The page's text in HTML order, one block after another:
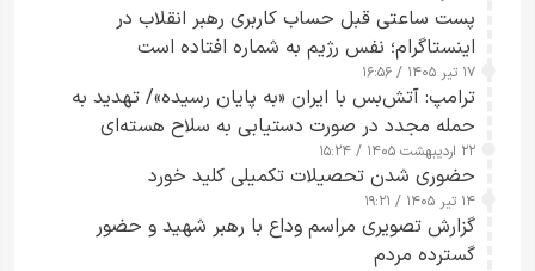
پست ساعتی قبل حساب کاربری رهبر انقلاب در
اینستاگرام؛ نفس رژیم به شماره افتاده است​
۱۷ تیر ۱۴۰۵ / ۱۶:۵۶
ترامپ: آتش‌بس با ایران «به پایان رسیده»/ تهدید به
حمله مجدد در صورت دستیابی به سلاح هسته‌ای
۲۲ اردیبهشت ۱۴۰۵ / ۱۵:۲۴
حضوری شدن تحصیلات تکمیلی کلید خورد
۱۴ تیر ۱۴۰۵ / ۱۹:۲۱
گزارش تصویری مراسم وداع با رهبر شهید و حضور
گسترده مردم